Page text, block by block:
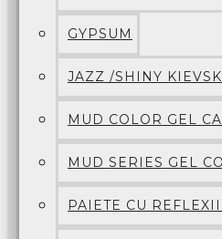
GYPSUM
JAZZ /SHINY
MUD COLOR GEL
MUD SERIES GEL
PAIETE CU